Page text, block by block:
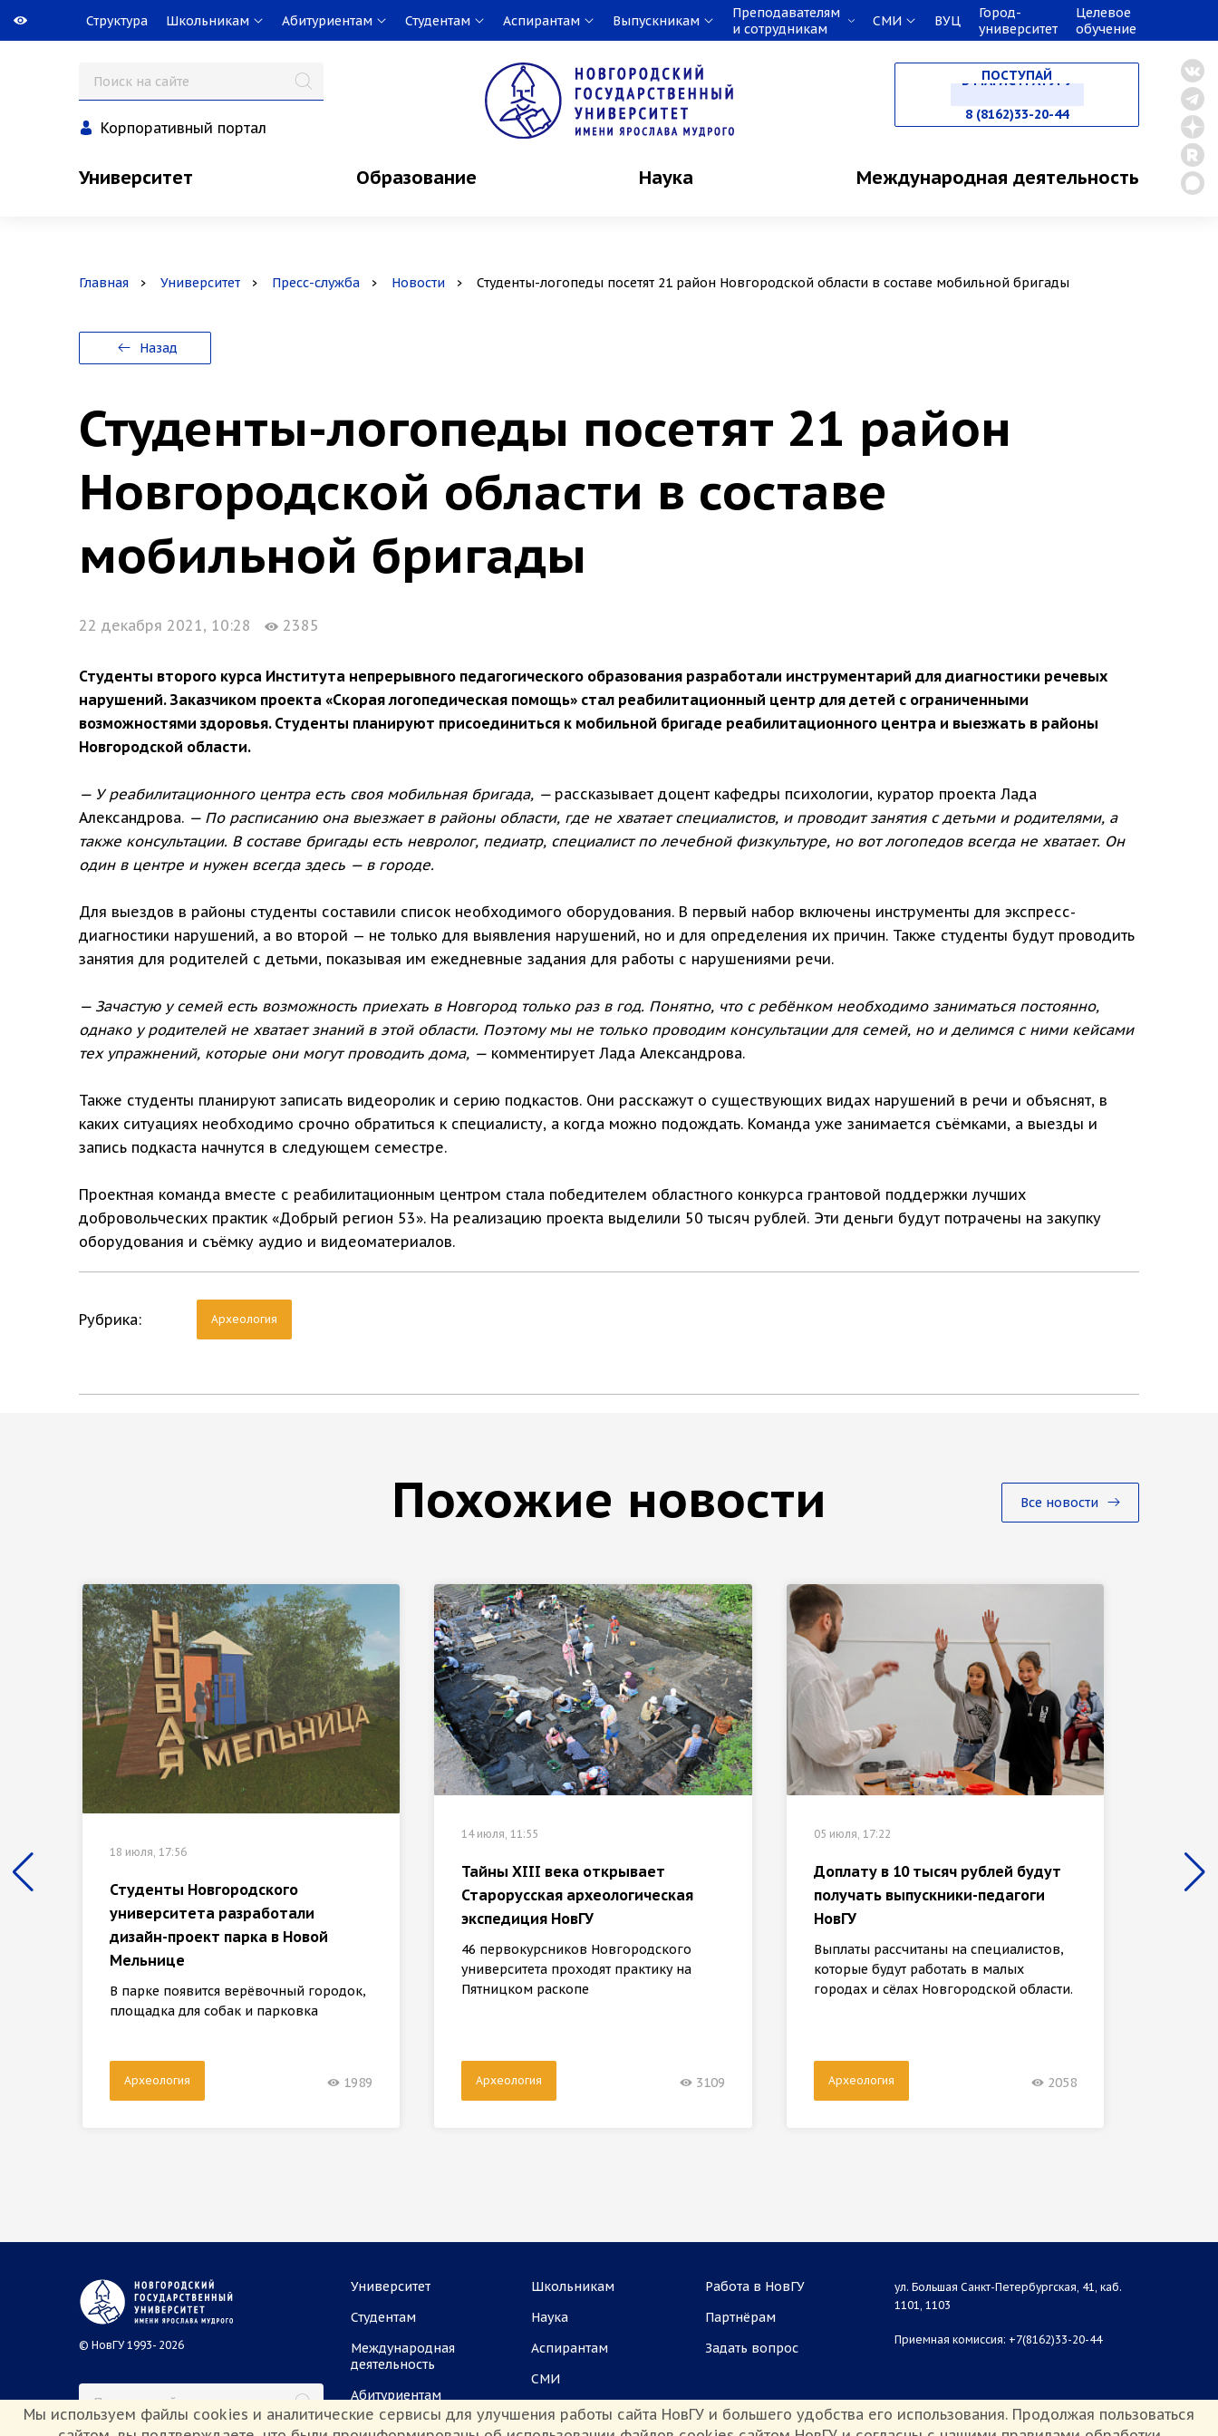
Структура Школьникам Абитуриентам Студентам Аспирантам Выпускникам
Преподавателям
и сотрудникам
СМИ ВУЦ
Город-
университет
Целевое
обучение
Корпоративный портал
ПОСТУПАЙ
НА СПЕЦИАЛИТЕТ
8 (8162)33-20-44
Университет Образование Наука Международная деятельность
Главная Университет Пресс-служба Новости Студенты-логопеды посетят 21 район Новгородской области в составе мобильной бригады
Назад
Студенты-логопеды посетят 21 район
Новгородской области в составе
мобильной бригады
22 декабря 2021, 10:28 2385
Студенты второго курса Института непрерывного педагогического образования разработали инструментарий для диагностики речевых
нарушений. Заказчиком проекта «Скорая логопедическая помощь» стал реабилитационный центр для детей с ограниченными
возможностями здоровья. Студенты планируют присоединиться к мобильной бригаде реабилитационного центра и выезжать в районы
Новгородской области.
— У реабилитационного центра есть своя мобильная бригада, — рассказывает доцент кафедры психологии, куратор проекта Лада
Александрова. — По расписанию она выезжает в районы области, где не хватает специалистов, и проводит занятия с детьми и родителями, а
также консультации. В составе бригады есть невролог, педиатр, специалист по лечебной физкультуре, но вот логопедов всегда не хватает. Он
один в центре и нужен всегда здесь — в городе.
Для выездов в районы студенты составили список необходимого оборудования. В первый набор включены инструменты для экспресс-
диагностики нарушений, а во второй — не только для выявления нарушений, но и для определения их причин. Также студенты будут проводить
занятия для родителей с детьми, показывая им ежедневные задания для работы с нарушениями речи.
— Зачастую у семей есть возможность приехать в Новгород только раз в год. Понятно, что с ребёнком необходимо заниматься постоянно,
однако у родителей не хватает знаний в этой области. Поэтому мы не только проводим консультации для семей, но и делимся с ними кейсами
тех упражнений, которые они могут проводить дома, — комментирует Лада Александрова.
Также студенты планируют записать видеоролик и серию подкастов. Они расскажут о существующих видах нарушений в речи и объяснят, в
каких ситуациях необходимо срочно обратиться к специалисту, а когда можно подождать. Команда уже занимается съёмками, а выезды и
запись подкаста начнутся в следующем семестре.
Проектная команда вместе с реабилитационным центром стала победителем областного конкурса грантовой поддержки лучших
добровольческих практик «Добрый регион 53». На реализацию проекта выделили 50 тысяч рублей. Эти деньги будут потрачены на закупку
оборудования и съёмку аудио и видеоматериалов.
Рубрика: Археология
Похожие новости Все новости
18 июля, 17:56
Студенты Новгородского
университета разработали
дизайн-проект парка в Новой
Мельнице
В парке появится верёвочный городок,
площадка для собак и парковка
Археология 1989
14 июля, 11:55
Тайны XIII века открывает
Старорусская археологическая
экспедиция НовГУ
46 первокурсников Новгородского
университета проходят практику на
Пятницком раскопе
Археология 3109
05 июля, 17:22
Доплату в 10 тысяч рублей будут
получать выпускники-педагоги
НовГУ
Выплаты рассчитаны на специалистов,
которые будут работать в малых
городах и сёлах Новгородской области.
Археология 2058
В
© НовГУ 1993- 2026
Университет
Студентам
Международная
деятельность
Абитуриентам
Школьникам
Наука
Аспирантам
СМИ
Работа в НовГУ
Партнёрам
Задать вопрос
ул. Большая Санкт-Петербургская, 41, каб.
1101, 1103
Приемная комиссия: +7(8162)33-20-44
Мы используем файлы cookies и аналитические сервисы для улучшения работы сайта НовГУ и большего удобства его использования. Продолжая пользоваться